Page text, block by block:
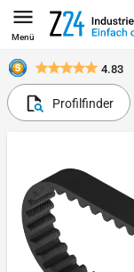
Menü
4.83
Profilfinder